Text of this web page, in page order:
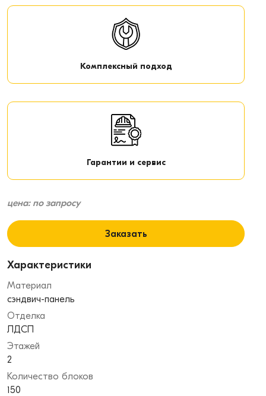
Комплексный подход
Гарантии и сервис
цена: по запросу
Заказать
Характеристики
Материал
сэндвич-панель
Отделка
ЛДСП
Этажей
2
Количество блоков
150